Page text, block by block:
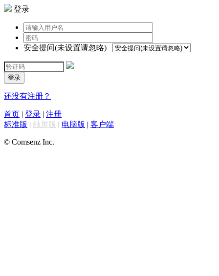
登录
安全提问(未设置请忽略)
登录
还没有注册？
首页 | 登录 | 注册
标准版 | 触屏版 | 电脑版 | 客户端
© Comsenz Inc.